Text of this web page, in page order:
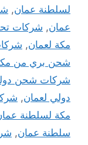
لسلطنة عمان,
عمان, شركات
مكة لعمان,
شحن بري من
شركات شحن
دولي لعمان,
مكة لسلطنة
سلطنة عمان,